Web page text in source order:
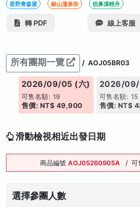
星野青森屋 銀山溫泉街 猊鼻溪輕舟
轉 PDF 線上客服
所有團期一覽 / AOJ05BR03
2026/09/05 (六)
可售名額: 19
售價: NT$ 49,900
2026/
可售名額: 15
售價: NT$
滑動檢視相近出發日期
商品編號 AOJ05260905A / 可
選擇參團人數